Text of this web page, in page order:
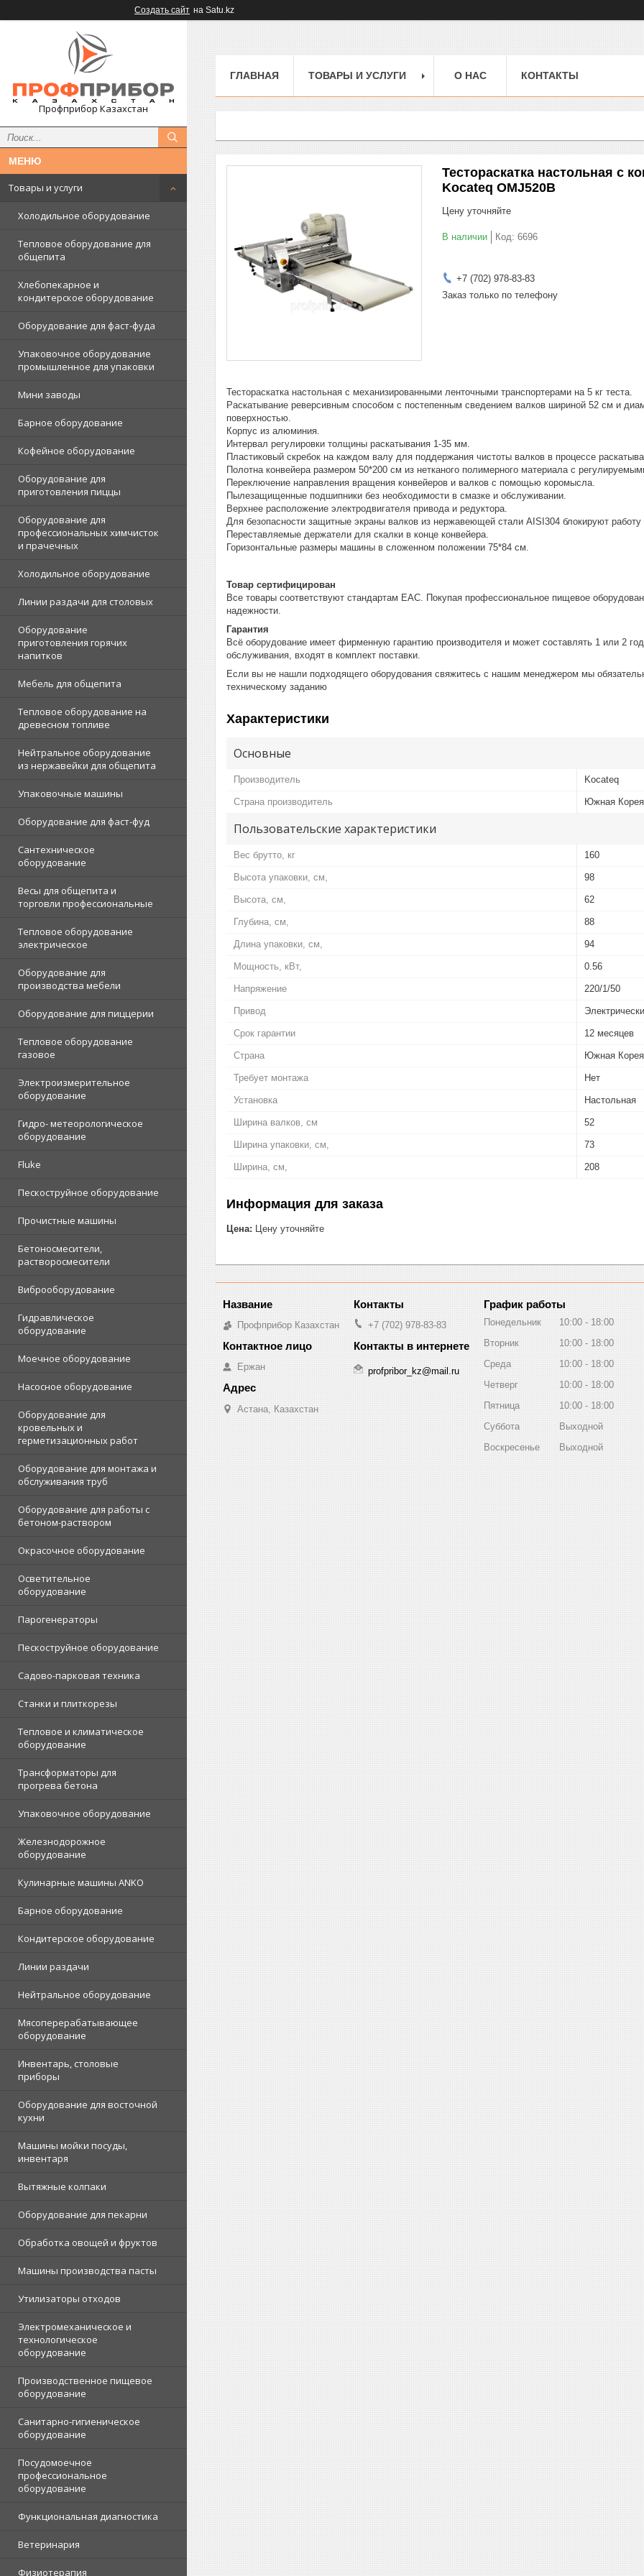
Создать сайт на Satu.kz
Профприбор Казахстан
Товары и услуги
Холодильное оборудование
Тепловое оборудование для
общепита
Хлебопекарное и
кондитерское оборудование
Оборудование для фаст-фуда
Упаковочное оборудование
промышленное для упаковки
Мини заводы
Барное оборудование
Кофейное оборудование
Оборудование для
приготовления пиццы
Оборудование для
профессиональных химчисток
и прачечных
Холодильное оборудование
Линии раздачи для столовых
Оборудование
приготовления горячих
напитков
Мебель для общепита
Тепловое оборудование на
древесном топливе
Нейтральное оборудование
из нержавейки для общепита
Упаковочные машины
Оборудование для фаст-фуд
Сантехническое
оборудование
Весы для общепита и
торговли профессиональные
Тепловое оборудование
электрическое
Оборудование для
производства мебели
Оборудование для пиццерии
Тепловое оборудование
газовое
Электроизмерительное
оборудование
Гидро- метеорологическое
оборудование
Fluke
Пескоструйное оборудование
Прочистные машины
Бетоносмесители,
растворосмесители
Виброоборудование
Гидравлическое
оборудование
Моечное оборудование
Насосное оборудование
Оборудование для
кровельных и
герметизационных работ
Оборудование для монтажа и
обслуживания труб
Оборудование для работы с
бетоном-раствором
Окрасочное оборудование
Осветительное
оборудование
Парогенераторы
Пескоструйное оборудование
Садово-парковая техника
Станки и плиткорезы
Тепловое и климатическое
оборудование
Трансформаторы для
прогрева бетона
Упаковочное оборудование
Железнодорожное
оборудование
Кулинарные машины ANKO
Барное оборудование
Кондитерское оборудование
Линии раздачи
Нейтральное оборудование
Мясоперерабатывающее
оборудование
Инвентарь, столовые
приборы
Оборудование для восточной
кухни
Машины мойки посуды,
инвентаря
Вытяжные колпаки
Оборудование для пекарни
Обработка овощей и фруктов
Машины производства пасты
Утилизаторы отходов
Электромеханическое и
технологическое
оборудование
Производственное пищевое
оборудование
Санитарно-гигиеническое
оборудование
Посудомоечное
профессиональное
оборудование
Функциональная диагностика
Ветеринария
Физиотерапия
ГЛАВНАЯ ТОВАРЫ И УСЛУГИ О НАС КОНТАКТЫ
Тестораскатка настольная с
Kocateq OMJ520B
Цену уточняйте
В наличии Код: 6696
+7 (702) 978-83-83
Заказ только по телефону
Тестораскатка настольная с механизированными ленточными транспортерами на 5 кг теста.
Раскатывание реверсивным способом с постепенным сведением валков шириной 52 см и
поверхностью.
Корпус из алюминия.
Интервал регулировки толщины раскатывания 1-35 мм.
Пластиковый скребок на каждом валу для поддержания чистоты валков в процессе
Полотна конвейера размером 50*200 см из нетканого полимерного материала с
Переключение направления вращения конвейеров и валков с помощью коромысла.
Пылезащищенные подшипники без необходимости в смазке и обслуживании.
Верхнее расположение электродвигателя привода и редуктора.
Для безопасности защитные экраны валков из нержавеющей стали AISI304 блокируют
Переставляемые держатели для скалки в конце конвейера.
Горизонтальные размеры машины в сложенном положении 75*84 см.
Товар сертифицирован
Все товары соответствуют стандартам EAC. Покупая профессиональное пищевое
надежности.
Гарантия
Всё оборудование имеет фирменную гарантию производителя и может составлять 1 или 2
обслуживания, входят в комплект поставки.
Если вы не нашли подходящего оборудования свяжитесь с нашим менеджером мы
техническому заданию
Характеристики
Основные
Производитель Kocateq
Страна производитель Южная Корея
Пользовательские характеристики
Вес брутто, кг 160
Высота упаковки, см, 98
Высота, см, 62
Глубина, см, 88
Длина упаковки, см, 94
Мощность, кВт, 0.56
Напряжение 220/1/50
Привод
Срок гарантии 12 месяцев
Страна Южная Корея
Требует монтажа Нет
Установка Настольная
Ширина валков, см 52
Ширина упаковки, см, 73
Ширина, см, 208
Информация для заказа
Цена: Цену уточняйте
Профприбор Казахстан
Ержан
Астана, Казахстан
+7 (702) 978-83-83
profpribor_kz@mail.ru
График работы
Понедельник 10:00
18:00
Вторник
10:00
18:00
Среда
10:00
18:00
Четверг
10:00
18:00
Пятница
10:00
18:00
Суббота
Выходной
Воскресенье
Выходной